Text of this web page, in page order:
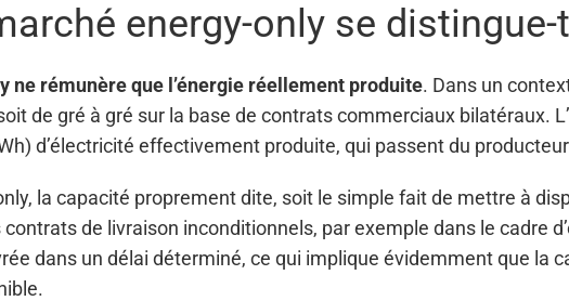
energy-only se
ne rémunère que l’énergie réellement produite. Dans un
de gré à gré sur la base de contrats commerciaux bilatéraux.
d’électricité effectivement produite, qui passent du
la capacité proprement dite, soit le simple fait de mettre à
de livraison inconditionnels, par exemple dans le cadre
dans un délai déterminé, ce qui implique évidemment que la